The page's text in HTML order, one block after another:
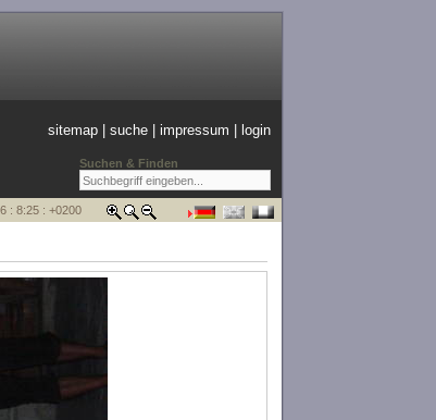
Suchen & Finden
sitemap |suche |impressum login
: 8:25 : +0200